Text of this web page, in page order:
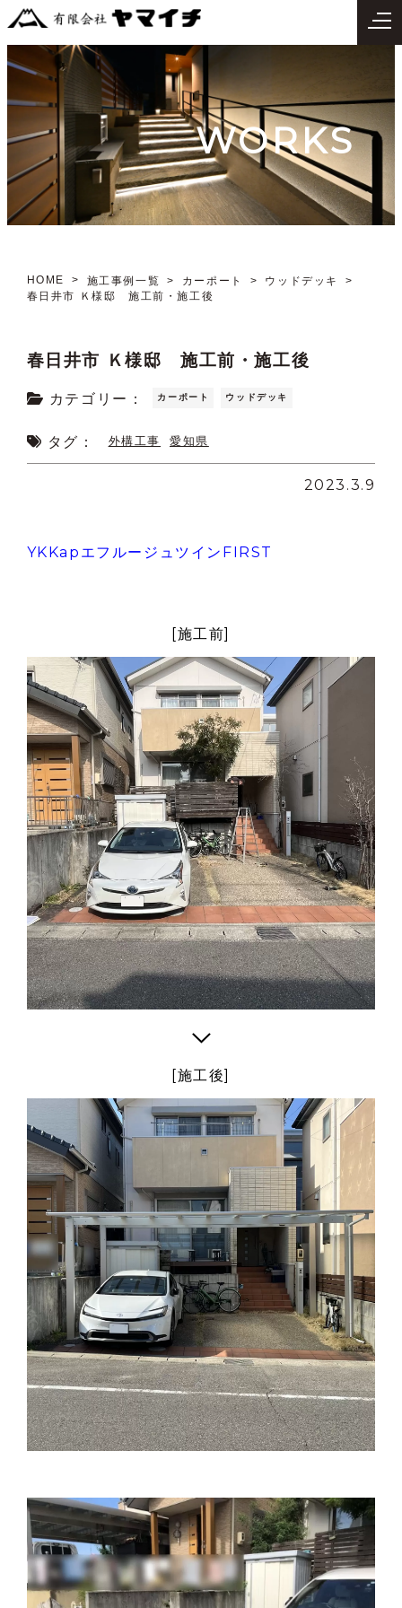
WORKS
HOME 施工事例一覧 カーポート
ウッドデッキ
春日井市 Ｋ様邸 施工前・施工後
春日井市 Ｋ様邸 施工前・施工後
カテゴリー： カーポート ウッドデッキ
タグ： 外構工事 愛知県
2023.3.9
YKKapエフルージュツインFIRST
[施工前]
arrow_forward_ios
[施工後]